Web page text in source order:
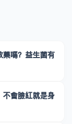
藥嗎？益生菌有
不會臉紅就是身